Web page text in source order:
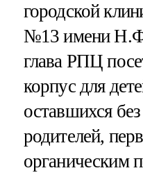
городской
№13 имени
глава РПЦ
корпус для
оставшихся
родителей,
органическим